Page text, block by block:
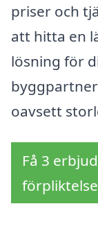
priser och
att hitta en
lösning för
oavsett
Få 3